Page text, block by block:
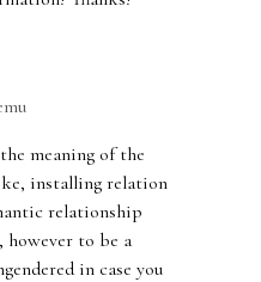
meaning of the
installing relation
relationship
to be a
in case you